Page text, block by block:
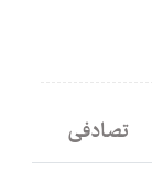
تصادفی